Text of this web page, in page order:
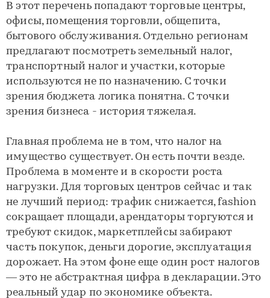
В этот перечень попадают торговые центры,
офисы, помещения торговли, общепита,
бытового обслуживания. Отдельно регионам
предлагают посмотреть земельный налог,
транспортный налог и участки, которые
используются не по назначению. С точки
зрения бюджета логика понятна. С точки
зрения бизнеса - история тяжелая.
Главная проблема не в том, что налог на
имущество существует. Он есть почти везде.
Проблема в моменте и в скорости роста
нагрузки. Для торговых центров сейчас и так
не лучший период: трафик снижается, fashion
сокращает площади, арендаторы торгуются и
требуют скидок, маркетплейсы забирают
часть покупок, деньги дорогие, эксплуатация
дорожает. На этом фоне еще один рост налогов
— это не абстрактная цифра в декларации. Это
реальный удар по экономике объекта.